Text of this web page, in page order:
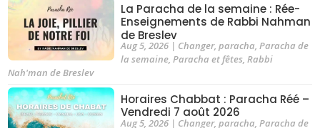
La Paracha de la semaine : Rée-
Enseignements de Rabbi Nahman
de Breslev
Aug 5, 2026| Changer, paracha, Paracha de
la semaine, Paracha et fêtes, Rabbi
Nah'man de Breslev
Horaires Chabbat : Paracha Réé –
Vendredi 7 août 2026
Aug 5, 2026| Changer, paracha, Paracha de